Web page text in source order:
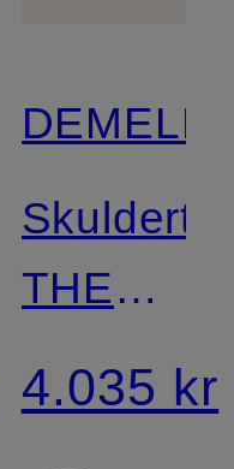
THE
NEW
YORK
4.035 kr